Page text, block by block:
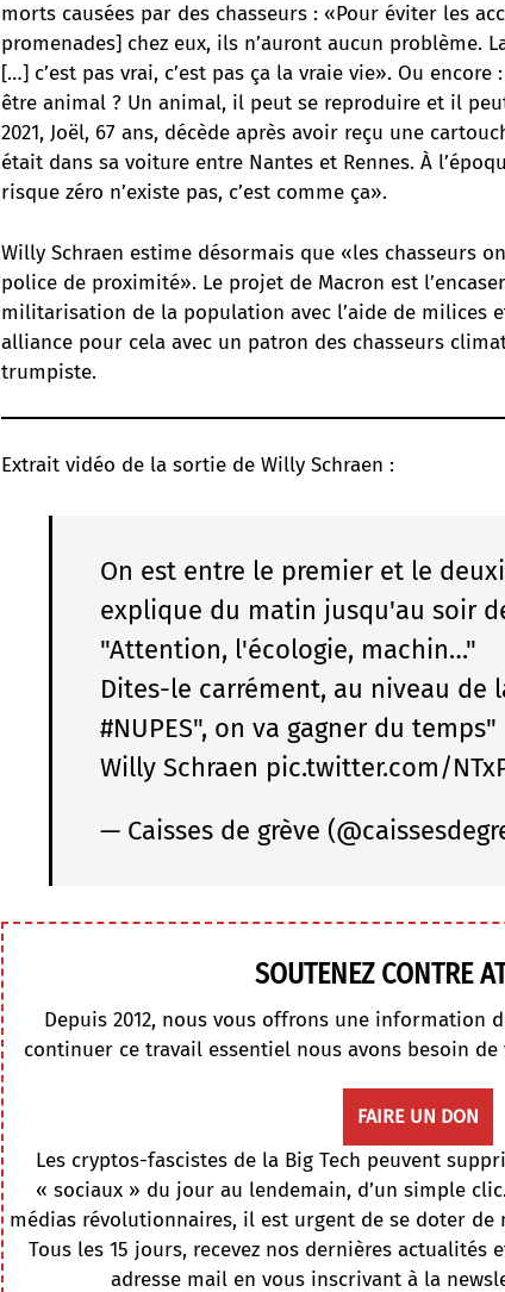
morts causées par des chasseurs : «Pour éviter les
promenades] chez eux, ils n’auront aucun problème.
[…] c’est pas vrai, c’est pas ça la vraie vie». Ou encore
être animal ? Un animal, il peut se reproduire et il
2021, Joël, 67 ans, décède après avoir reçu une
était dans sa voiture entre Nantes et Rennes. À
risque zéro n’existe pas, c’est comme ça».
Willy Schraen estime désormais que «les chasseurs
police de proximité». Le projet de Macron est
militarisation de la population avec l’aide de milices
alliance pour cela avec un patron des chasseurs
trumpiste.
Extrait vidéo de la sortie de Willy Schraen :
On est entre le premier et le
explique du matin jusqu'au soir
"Attention, l'écologie, machin…"
Dites-le carrément, au niveau de
#NUPES", on va gagner du temps"
Willy Schraen pic.twitter.com/
— Caisses de grève
SOUTENEZ CONTRE
Depuis 2012, nous vous offrons une information
continuer ce travail essentiel nous avons besoin
FAIRE UN DON
Les cryptos-fascistes de la Big Tech peuvent
« sociaux » du jour au lendemain, d’un simple
médias révolutionnaires, il est urgent de se doter
Tous les 15 jours, recevez nos dernières
adresse mail en vous inscrivant à la